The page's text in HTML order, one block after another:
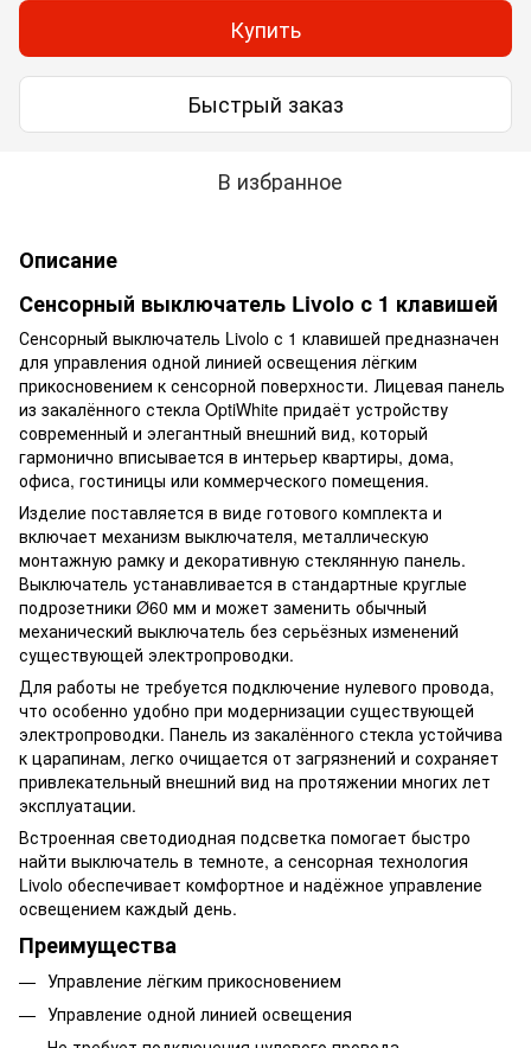
Купить
Быстрый заказ
В избранное
Описание
Сенсорный выключатель Livolo с 1 клавишей
Сенсорный выключатель Livolo с 1 клавишей предназначен
для управления одной линией освещения лёгким
прикосновением к сенсорной поверхности. Лицевая панель
из закалённого стекла OptiWhite придаёт устройству
современный и элегантный внешний вид, который
гармонично вписывается в интерьер квартиры, дома,
офиса, гостиницы или коммерческого помещения.
Изделие поставляется в виде готового комплекта и
включает механизм выключателя, металлическую
монтажную рамку и декоративную стеклянную панель.
Выключатель устанавливается в стандартные круглые
подрозетники Ø60 мм и может заменить обычный
механический выключатель без серьёзных изменений
существующей электропроводки.
Для работы не требуется подключение нулевого провода,
что особенно удобно при модернизации существующей
электропроводки. Панель из закалённого стекла устойчива
к царапинам, легко очищается от загрязнений и сохраняет
привлекательный внешний вид на протяжении многих лет
эксплуатации.
Встроенная светодиодная подсветка помогает быстро
найти выключатель в темноте, а сенсорная технология
Livolo обеспечивает комфортное и надёжное управление
освещением каждый день.
Преимущества
Управление лёгким прикосновением
Управление одной линией освещения